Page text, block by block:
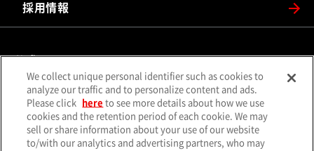
採用情報
公式SNS
X（旧Twitter） （別ウィンドウで開く）
Facebook（別ウィンドウで開
Instagram （別ウィンドウで開く）YouTube （別ウィンドウで開
LINE（別ウィンドウで開く） メールマガジン（別ウィンド
We collect unique personal identifier such as cookies to
analyze our traffic and to personalize content and ads.
Please click
here to see more details about how we use
cookies and the retention period of each cookie. We may
sell or share information about your use of our website
to/with our analytics and advertising partners, who may